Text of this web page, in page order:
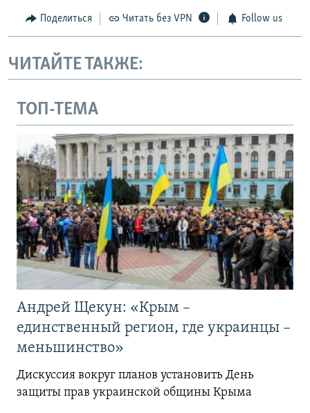
Поделиться Читать без VPN Follow us
ЧИТАЙТЕ ТАКЖЕ:
ТОП-ТЕМА
Андрей Щекун: «Крым –
единственный регион, где украинцы –
меньшинство»
Дискуссия вокруг планов установить День
защиты прав украинской общины Крыма